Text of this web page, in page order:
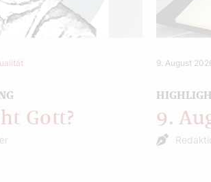
Gott?
9. August
9.